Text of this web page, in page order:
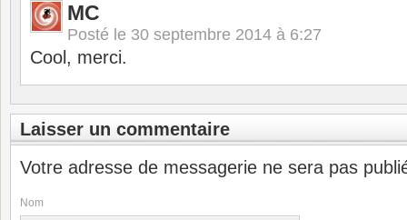
MC
Posté le 30 septembre 2014 à 6:27
Cool, merci.
Laisser un commentaire
Votre adresse de messagerie ne sera pas
Nom